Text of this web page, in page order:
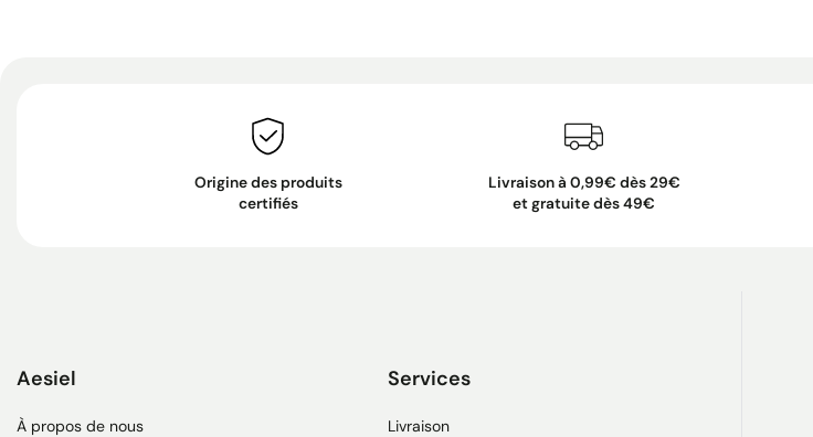
Origine des produits
certifiés
Livraison à 0,99€ dès 29€
et gratuite dès 49€
Aesiel
À propos de nous
Services
Livraison